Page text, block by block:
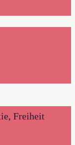
Freiheit